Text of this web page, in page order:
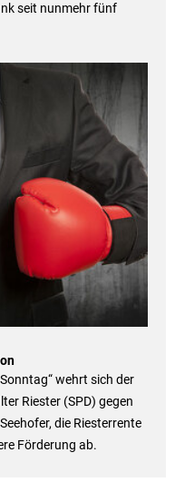
seit nunmehr fünf
wehrt sich der
Riester (SPD) gegen
die Riesterrente
Förderung ab.